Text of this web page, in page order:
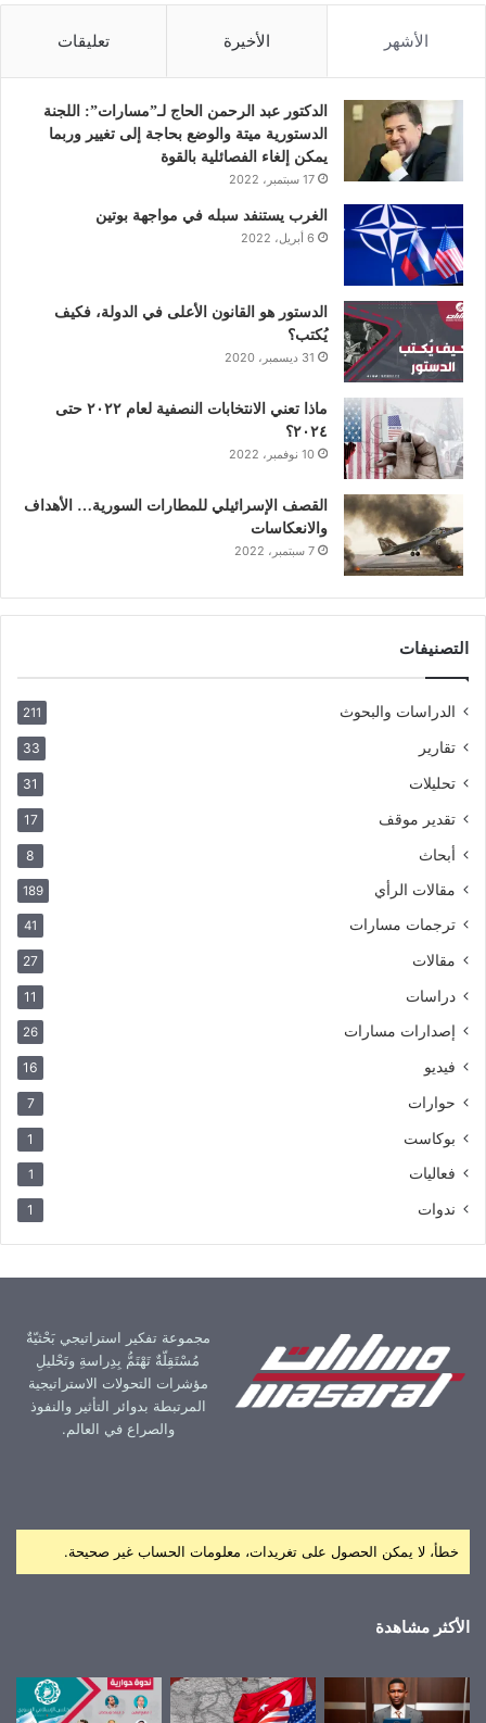
و
ك
ر
د
إ
و
ب
ق
الأشهر الأخيرة تعليقات
الدكتور عبد الرحمن الحاج لـ”مسارات”: اللجنة
الدستورية ميتة والوضع بحاجة إلى تغيير وربما
يمكن إلغاء الفصائلية بالقوة
17 سبتمبر، 2022
الغرب يستنفد سبله في مواجهة بوتين
6 أبريل، 2022
الدستور هو القانون الأعلى في الدولة، فكيف
يُكتب؟
31 ديسمبر، 2020
ماذا تعني الانتخابات النصفية لعام ٢٠٢٢ حتى
٢٠٢٤؟
10 نوفمبر، 2022
القصف الإسرائيلي للمطارات السورية… الأهداف
والانعكاسات
7 سبتمبر، 2022
التصنيفات
الدراسات والبحوث 211
تقارير 33
تحليلات 31
تقدير موقف 17
أبحاث 8
مقالات الرأي 189
ترجمات مسارات 41
مقالات 27
دراسات 11
إصدارات مسارات 26
فيديو 16
حوارات 7
بوكاست 1
فعاليات 1
ندوات 1
مجموعة تفكير استراتيجي بَحْثيّةٌ
مُسْتَقِلّةٌ تَهْتَمُّ بِدِراسةِ وتَحْليلِ
مؤشرات التحولات الاستراتيجية
المرتبطة بدوائر التأثير والنفوذ
والصراع في العالم.
خطأ، لا يمكن الحصول على تغريدات، معلومات الحساب غير صحيحة.
الأكثر مشاهدة